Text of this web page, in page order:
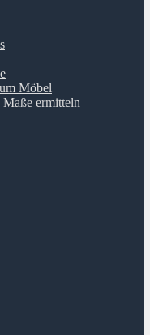
Möbel
Maße ermitteln